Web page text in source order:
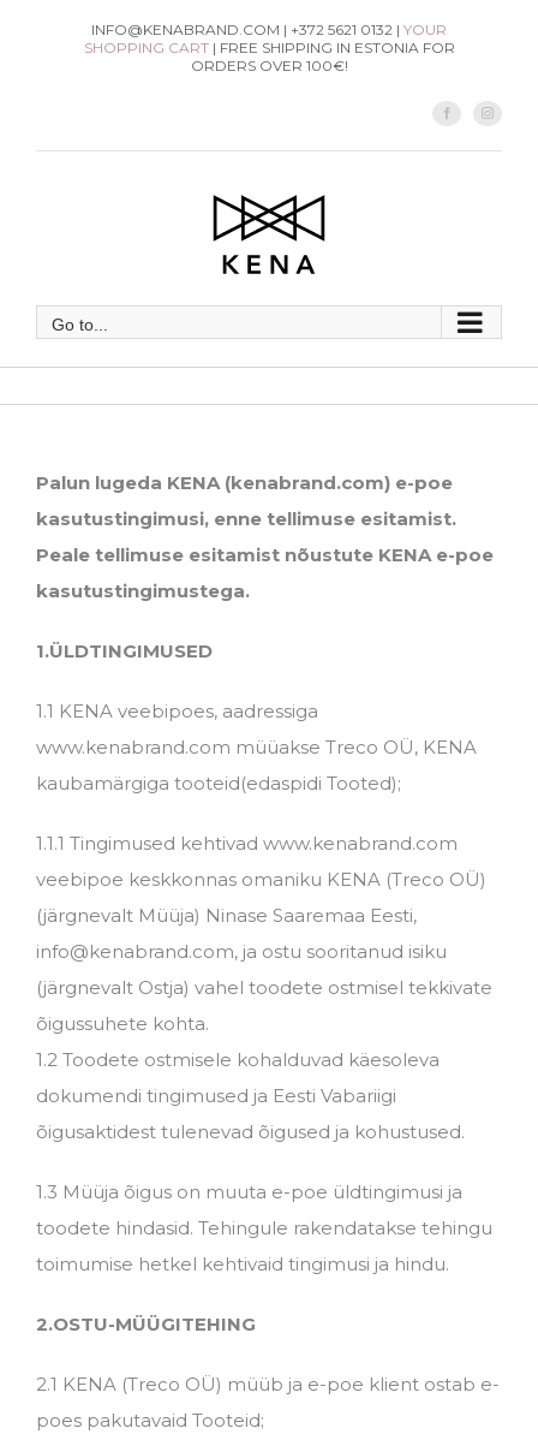
INFO@KENABRAND.COM | +372 5621 0132 | YOUR
SHOPPING CART| FREE SHIPPING IN ESTONIA FOR
ORDERS OVER 100€!
Facebook
Go to...
Palun lugeda KENA (kenabrand.com) e-poe
kasutustingimusi, enne tellimuse esitamist.
Peale tellimuse esitamist nõustute KENA e-poe
kasutustingimustega.
1.ÜLDTINGIMUSED
1.1 KENA veebipoes, aadressiga
www.kenabrand.com müüakse Treco OÜ, KENA
kaubamärgiga tooteid(edaspidi Tooted);
1.1.1 Tingimused kehtivad www.kenabrand.com
veebipoe keskkonnas omaniku KENA (Treco OÜ)
(järgnevalt Müüja) Ninase Saaremaa Eesti,
info@kenabrand.com, ja ostu sooritanud isiku
(järgnevalt Ostja) vahel toodete ostmisel tekkivate
õigussuhete kohta.
1.2 Toodete ostmisele kohalduvad käesoleva
dokumendi tingimused ja Eesti Vabariigi
õigusaktidest tulenevad õigused ja kohustused.
1.3 Müüja õigus on muuta e-poe üldtingimusi ja
toodete hindasid. Tehingule rakendatakse tehingu
toimumise hetkel kehtivaid tingimusi ja hindu.
2.OSTU-MÜÜGITEHING
2.1 KENA (Treco OÜ) müüb ja e-poe klient ostab e-
poes pakutavaid Tooteid;